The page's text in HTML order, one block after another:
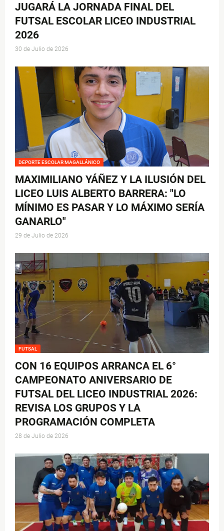
JUGARÁ LA JORNADA FINAL DEL
FUTSAL ESCOLAR LICEO INDUSTRIAL
2026
30 de Julio de 2026
DEPORTE ESCOLAR MAGALLÁNICO
MAXIMILIANO YÁÑEZ Y LA ILUSIÓN DEL
LICEO LUIS ALBERTO BARRERA: "LO
MÍNIMO ES PASAR Y LO MÁXIMO SERÍA
GANARLO"
29 de Julio de 2026
FUTSAL
CON 16 EQUIPOS ARRANCA EL 6°
CAMPEONATO ANIVERSARIO DE
FUTSAL DEL LICEO INDUSTRIAL 2026:
REVISA LOS GRUPOS Y LA
PROGRAMACIÓN COMPLETA
28 de Julio de 2026